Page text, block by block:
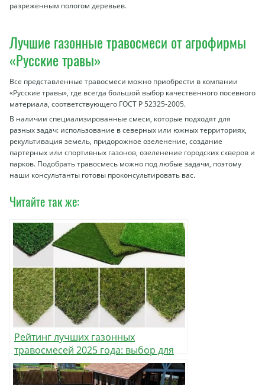
разреженным пологом деревьев.
Лучшие газонные травосмеси от агрофирмы
«Русские травы»
Все представленные травосмеси можно приобрести в компании
«Русские травы», где всегда большой выбор качественного посевного
материала, соответствующего ГОСТ Р 52325-2005.
В наличии специализированные смеси, которые подходят для
разных задач: использование в северных или южных территориях,
рекультивация земель, придорожное озеленение, создание
партерных или спортивных газонов, озеленение городских скверов и
парков. Подобрать травосмесь можно под любые задачи, поэтому
наши консультанты готовы проконсультировать вас.
Читайте так же:
Рейтинг лучших газонных
травосмесей 2025 года: выбор для
разных условий и задач